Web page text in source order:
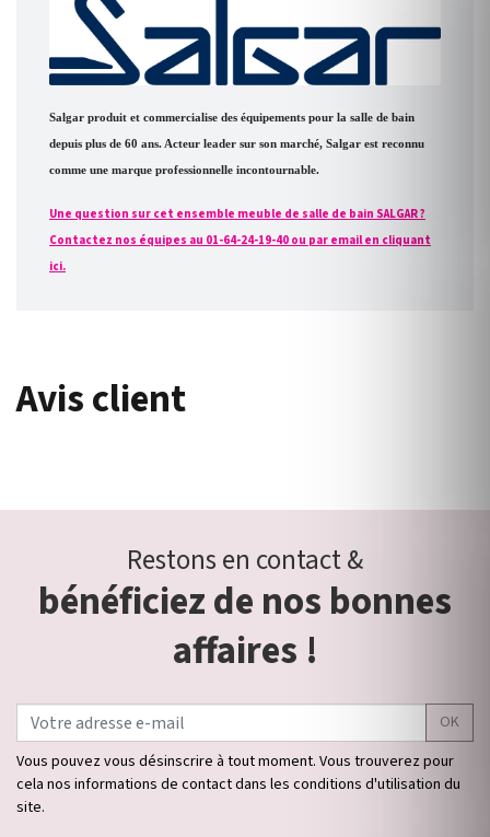
Salgar produit et commercialise des équipements pour la salle de bain
depuis plus de 60 ans. Acteur leader sur son marché, Salgar est reconnu
comme une marque professionnelle incontournable.
Une question sur cet ensemble meuble de salle de bain SALGAR ?
Contactez nos équipes au 01-64-24-19-40 ou par email en cliquant
ici.
Avis client
Restons en contact &
bénéficiez de nos bonnes
affaires !
OK
Vous pouvez vous désinscrire à tout moment. Vous trouverez pour
cela nos informations de contact dans les conditions d'utilisation du
site.